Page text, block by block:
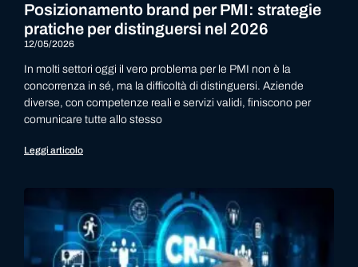
Posizionamento brand per PMI: strategie
pratiche per distinguersi nel 2026
12/05/2026
In molti settori oggi il vero problema per le PMI non è la
concorrenza in sé, ma la difficoltà di distinguersi. Aziende
diverse, con competenze reali e servizi validi, finiscono per
comunicare tutte allo stesso
Leggi articolo